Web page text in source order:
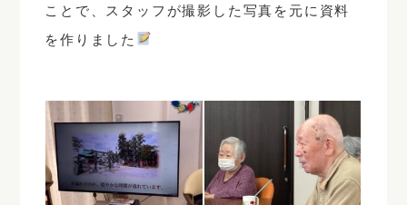
ことで、スタッフが撮影した写真を元に資料
を作りました